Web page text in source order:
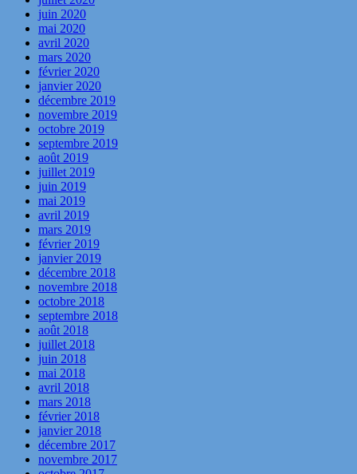
juin 2020
mai 2020
avril 2020
mars 2020
février 2020
janvier 2020
décembre 2019
novembre 2019
octobre 2019
septembre 2019
août 2019
juillet 2019
juin 2019
mai 2019
avril 2019
mars 2019
février 2019
janvier 2019
décembre 2018
novembre 2018
octobre 2018
septembre 2018
août 2018
juillet 2018
juin 2018
mai 2018
avril 2018
mars 2018
février 2018
janvier 2018
décembre 2017
novembre 2017